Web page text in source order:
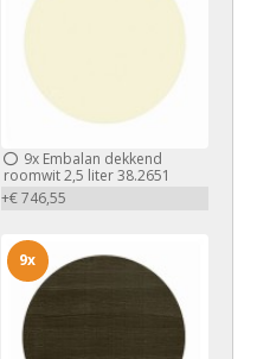
9xEmbalan dekkend
roomwit 2,5 liter 38.2651
+€ 746,55
9x